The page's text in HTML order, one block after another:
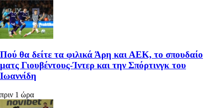
Πού θα δείτε τα φιλικά Άρη και ΑΕΚ, το σπουδαίο
ματς Γιουβέντους-Ίντερ και την Σπόρτινγκ του
Ιωαννίδη
πριν 1 ώρα